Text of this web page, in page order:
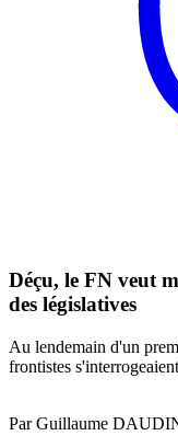
Déçu, le FN veut
des législatives
Au lendemain d'un
frontistes
Par Guillaume